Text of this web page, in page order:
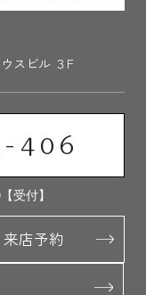
スビル ３F
406
受付】
来店予約